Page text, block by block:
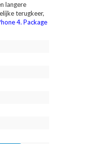
langere
terugkeer,
4. Package